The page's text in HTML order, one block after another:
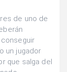
de uno de
un jugador
que salga del